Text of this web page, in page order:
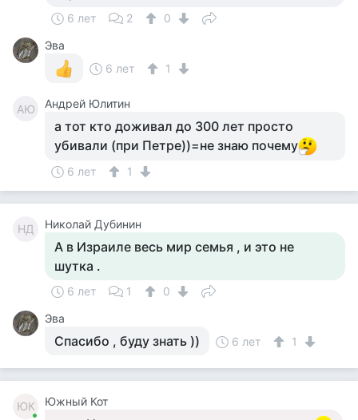
6 лет 2
0
Эва
6 лет
1
АЮ Андрей Юлитин
а тот кто доживал до 300 лет просто
убивали (при Петре))=не знаю почему
6 лет 1
НД Николай Дубинин
А в Израиле весь мир семья , и это не
шутка .
6 лет 1
0
Эва
Спасибо , буду знать )) 6 лет 1
ЮК Южный Кот